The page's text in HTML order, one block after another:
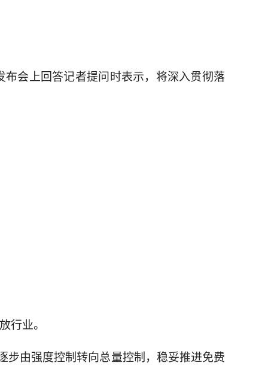
会上回答记者提问时表示，将深入贯彻落
行业。
步由强度控制转向总量控制，稳妥推进免费